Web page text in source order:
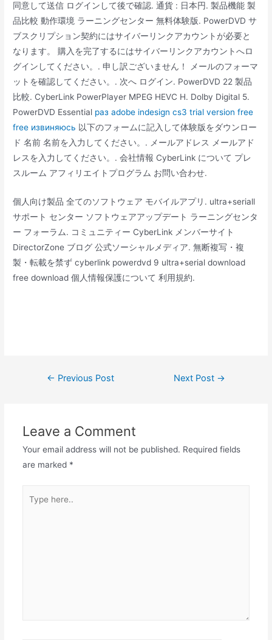
同意して送信 ログインして後で確認. 通貨 : 日本円. 製品機能 製
品比較 動作環境 ラーニングセンター 無料体験版. PowerDVD サ
ブスクリプション契約にはサイバーリンクアカウントが必要と
なります。 購入を完了するにはサイバーリンクアカウントへロ
グインしてください。. 申し訳ございません！ メールのフォーマ
ットを確認してください。. 次へ ログイン. PowerDVD 22 製品
比較. CyberLink PowerPlayer MPEG HEVC H. Dolby Digital 5.
PowerDVD Essential раз adobe indesign cs3 trial version free
free извиняюсь 以下のフォームに記入して体験版をダウンロー
ド 名前 名前を入力してください。. メールアドレス メールアド
レスを入力してください。. 会社情報 CyberLink について プレ
スルーム アフィリエイトプログラム お問い合わせ.
個人向け製品 全てのソフトウェア モバイルアプリ. ultra+seriall
サポート センター ソフトウェアアップデート ラーニングセンタ
ー フォーラム. コミュニティー CyberLink メンバーサイト
DirectorZone ブログ 公式ソーシャルメディア. 無断複写・複
製・転載を禁ず cyberlink powerdvd 9 ultra+serial download
free download 個人情報保護について 利用規約.
Post← Previous Post Next Post →
Leave a Comment
Your email address will not be published. Required fields
are marked *
here..